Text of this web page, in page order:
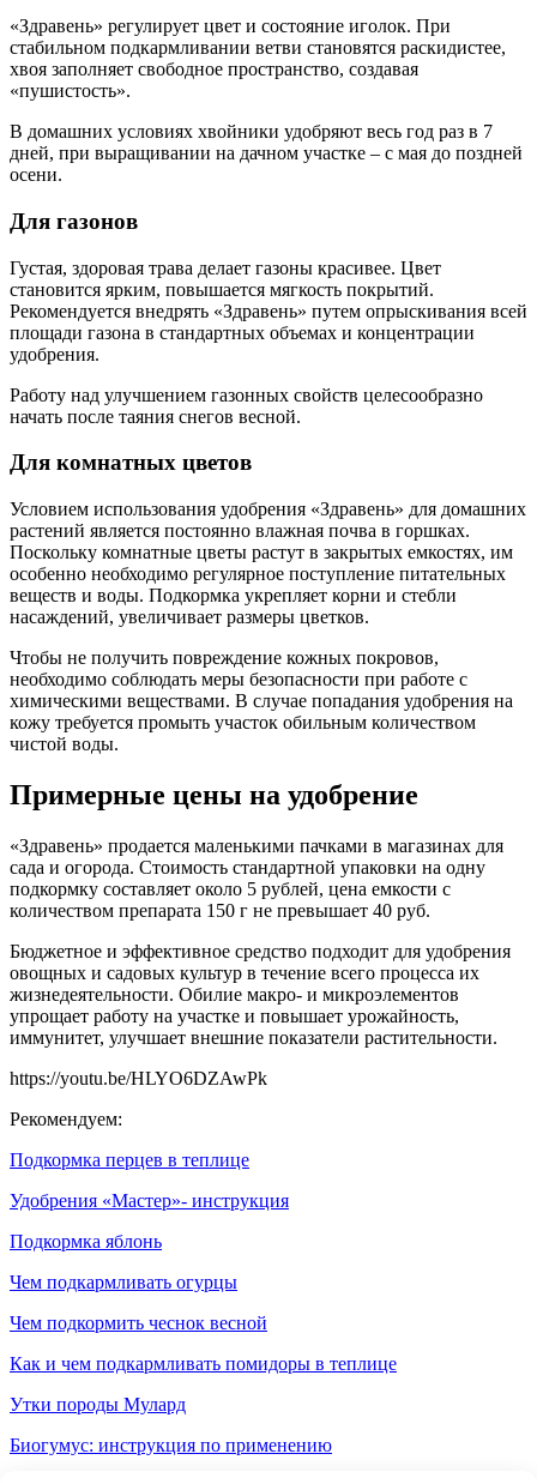
«Здравень» регулирует цвет и состояние иголок. При
стабильном подкармливании ветви становятся раскидистее,
хвоя заполняет свободное пространство, создавая
«пушистость».
В домашних условиях хвойники удобряют весь год раз в 7
дней, при выращивании на дачном участке – с мая до поздней
осени.
Для газонов
Густая, здоровая трава делает газоны красивее. Цвет
становится ярким, повышается мягкость покрытий.
Рекомендуется внедрять «Здравень» путем опрыскивания всей
площади газона в стандартных объемах и концентрации
удобрения.
Работу над улучшением газонных свойств целесообразно
начать после таяния снегов весной.
Для комнатных цветов
Условием использования удобрения «Здравень» для домашних
растений является постоянно влажная почва в горшках.
Поскольку комнатные цветы растут в закрытых емкостях, им
особенно необходимо регулярное поступление питательных
веществ и воды. Подкормка укрепляет корни и стебли
насаждений, увеличивает размеры цветков.
Чтобы не получить повреждение кожных покровов,
необходимо соблюдать меры безопасности при работе с
химическими веществами. В случае попадания удобрения на
кожу требуется промыть участок обильным количеством
чистой воды.
Примерные цены на удобрение
«Здравень» продается маленькими пачками в магазинах для
сада и огорода. Стоимость стандартной упаковки на одну
подкормку составляет около 5 рублей, цена емкости с
количеством препарата 150 г не превышает 40 руб.
Бюджетное и эффективное средство подходит для удобрения
овощных и садовых культур в течение всего процесса их
жизнедеятельности. Обилие макро- и микроэлементов
упрощает работу на участке и повышает урожайность,
иммунитет, улучшает внешние показатели растительности.
https://youtu.be/HLYO6DZAwPk
Рекомендуем:
Подкормка перцев в теплице
Удобрения «Мастер»- инструкция
Подкормка яблонь
Чем подкармливать огурцы
Чем подкормить чеснок весной
Как и чем подкармливать помидоры в теплице
Утки породы Мулард
Биогумус: инструкция по применению